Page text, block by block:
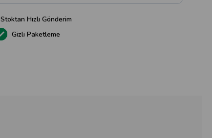
Stoktan Hızlı Gönderim
Gizli Paketleme